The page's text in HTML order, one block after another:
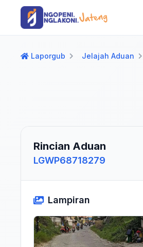
Langsung ke konten utama
Langsung ke navigasi
Laporgub Jelajah Aduan
Rincian Aduan
LGWP68718279
Lampiran